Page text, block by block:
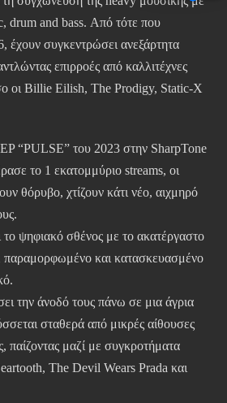
drum and bass. Από τότε που
έχουν συγκεντρώσει ανεξάρτητα
επιρροές από καλλιτέχνες
οι Billie Eilish, The Prodigy, Static-X
“PULSE” του 2023 στην SharpTone
το 1 εκατομμύριο streams, οι
θόρυβο, χτίζουν κάτι νέο, αιχμηρό
ψηφιακό σθένος με το ακατέργαστο
παραμορφωμένο και κατασκευασμένο
την άνοδό τους πάνω σε μια άγρια
σταθερά από μικρές αίθουσες
παίζοντας μαζί με συγκροτήματα
The Devil Wears Prada και